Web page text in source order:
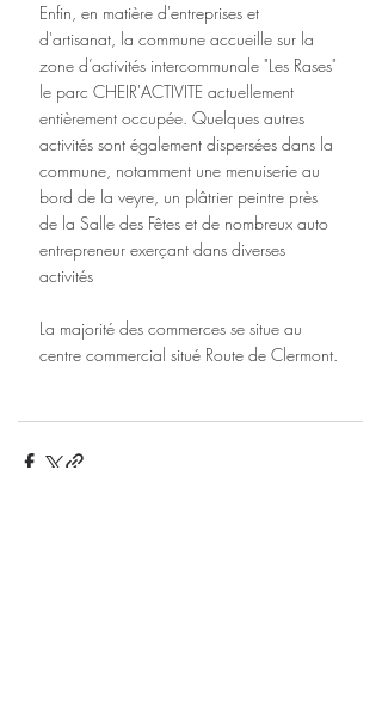
Enfin, en matière d'entreprises et
d'artisanat, la commune accueille sur la
zone d’activités intercommunale "Les Rases"
le parc CHEIR'ACTIVITE actuellement
entièrement occupée. Quelques autres
activités sont également dispersées dans la
commune, notamment une menuiserie au
bord de la veyre, un plâtrier peintre près
de la Salle des Fêtes et de nombreux auto
entrepreneur exerçant dans diverses
activités
La majorité des commerces se situe au
centre commercial situé Route de Clermont.